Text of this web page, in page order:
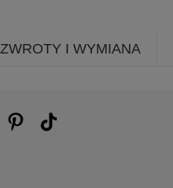
ZWROTY I WYMIANA